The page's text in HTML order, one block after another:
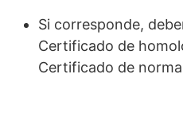
Si corresponde,
Certificado de
Certificado de